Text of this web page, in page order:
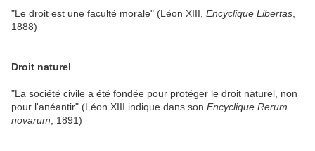
"Le droit est une faculté morale" (Léon XIII, Encyclique Libertas
1888)
Droit naturel
"La société civile a été fondée pour protéger le droit naturel, non
pour l'anéantir" (Léon XIII indique dans son Encyclique Rerum
novarum , 1891)